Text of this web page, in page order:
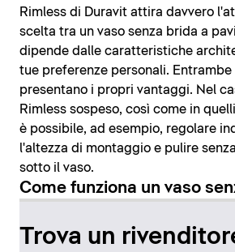
Rimless di Duravit attira davvero
scelta tra un vaso senza brida a
dipende dalle caratteristiche
tue preferenze personali. Entrambe
presentano i propri vantaggi. Nel
Rimless sospeso, così come in
è possibile, ad esempio, regolare
l'altezza di montaggio e pulire
sotto il vaso.
Come funziona un vaso
Trova un